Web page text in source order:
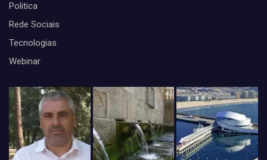
Politica
Rede Sociais
Tecnologias
Webinar